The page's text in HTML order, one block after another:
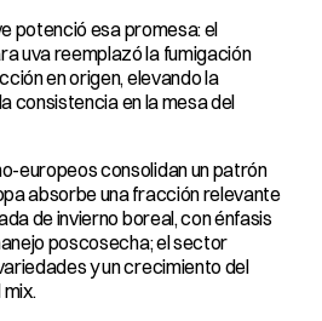
uva reemplazó la fumigación
en origen, elevando la
consistencia en la mesa del
europeos consolidan un patrón
absorbe una fracción relevante
de invierno boreal, con énfasis
poscosecha; el sector
y un crecimiento del